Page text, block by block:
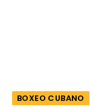
BOXEO CUBANO